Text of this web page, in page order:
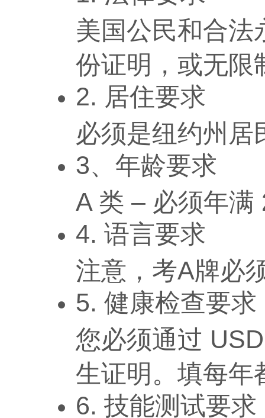
美国公民和合法
份证明，或无限
2. 居住要求
必须是纽约州居
3、年龄要求
A 类 – 必须年满
4. 语言要求
注意，考A牌必
5. 健康检查要求
您必须通过
生证明。填每年
6. 技能测试要求